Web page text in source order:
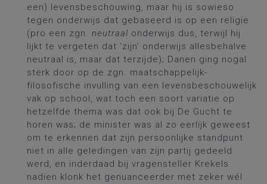
een) levensbeschouwing, maar hij is sowieso
tegen onderwijs dat gebaseerd is op een religie
(pro een zgn. neutraal onderwijs dus, terwijl hij
lijkt te vergeten dat ‘zijn’ onderwijs allesbehalve
neutraal is, maar dat terzijde); Danen ging nogal
sterk door op de zgn. maatschappelijk-
filosofische invulling van een levensbeschouwelijk
vak op school, wat toch een soort variatie op
hetzelfde thema was dat ook bij De Gucht te
horen was; de minister was al zo eerlijk geweest
om te erkennen dat zijn persoonlijke standpunt
niet in alle geledingen van zijn partij gedeeld
werd, en inderdaad bij vragensteller Krekels
nadien klonk het genuanceerder met zeker wél